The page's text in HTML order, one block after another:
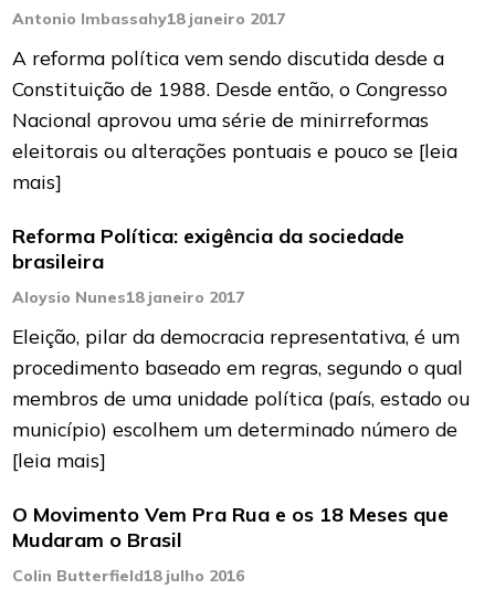
Antonio Imbassahy18 janeiro 2017
A reforma política vem sendo discutida desde a
Constituição de 1988. Desde então, o Congresso
Nacional aprovou uma série de minirreformas
eleitorais ou alterações pontuais e pouco se [leia
mais]
Reforma Política: exigência da sociedade
brasileira
Aloysio Nunes18 janeiro 2017
Eleição, pilar da democracia representativa, é um
procedimento baseado em regras, segundo o qual
membros de uma unidade política (país, estado ou
município) escolhem um determinado número de
[leia mais]
O Movimento Vem Pra Rua e os 18 Meses que
Mudaram o Brasil
Colin Butterfield18 julho 2016